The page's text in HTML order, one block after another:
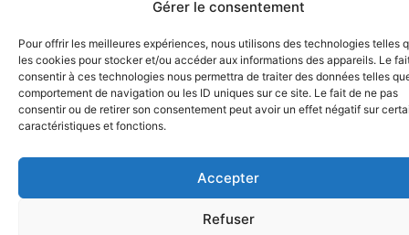
Gérer le consentement
Pour offrir les meilleures expériences, nous utilisons des technologies telles
les cookies pour stocker et/ou accéder aux informations des appareils. Le
consentir à ces technologies nous permettra de traiter des données telles
comportement de navigation ou les ID uniques sur ce site. Le fait de ne pas
consentir ou de retirer son consentement peut avoir un effet négatif sur
caractéristiques et fonctions.
Accepter
Refuser